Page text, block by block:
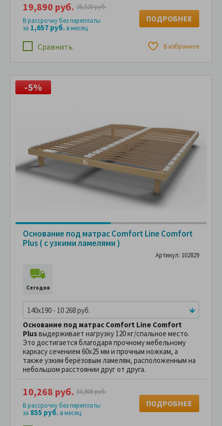
Сравнить В избранное
19,890 руб. 26,520 руб.
В рассрочку без переплаты
за 1,657 руб.в месяц
ПОДРОБНЕЕ
-5%
Основание под матрас Comfort Line Comfort
Plus ( с узкими ламелями )
Артикул: 102829
Сегодня
140x190 - 10 268 руб.
Основание под матрас Comfort Line Comfort
Plusвыдерживает нагрузку 120 кг/спальное место.
Это достигается благодаря прочному мебельному
каркасу сечением 60х25 мм и прочным ножкам, а
также узким берёзовым ламелям, расположенным на
небольшом расстоянии друг от друга.
10,268 руб. 10,808 руб.
В рассрочку без переплаты
за 855 руб.в месяц
ПОДРОБНЕЕ